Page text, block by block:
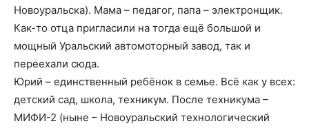
Новоуральска). Мама – педагог, папа – электронщик.
Как-то отца пригласили на тогда ещё большой и
мощный Уральский автомоторный завод, так и
переехали сюда.
Юрий – единственный ребёнок в семье. Всё как у всех:
детский сад, школа, техникум. После техникума –
МИФИ-2 (ныне – Новоуральский технологический